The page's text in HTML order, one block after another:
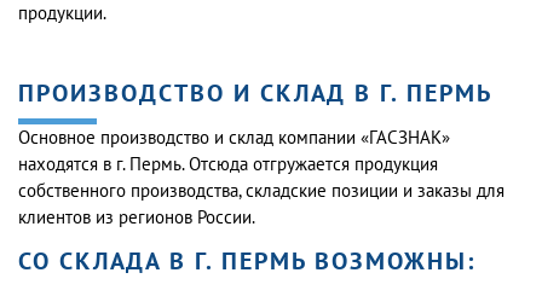
продукции.
ПРОИЗВОДСТВО И СКЛАД В Г. ПЕРМЬ
Основное производство и склад компании «ГАСЗНАК»
находятся в г. Пермь. Отсюда отгружается продукция
собственного производства, складские позиции и заказы для
клиентов из регионов России.
СО СКЛАДА В Г. ПЕРМЬ ВОЗМОЖНЫ: